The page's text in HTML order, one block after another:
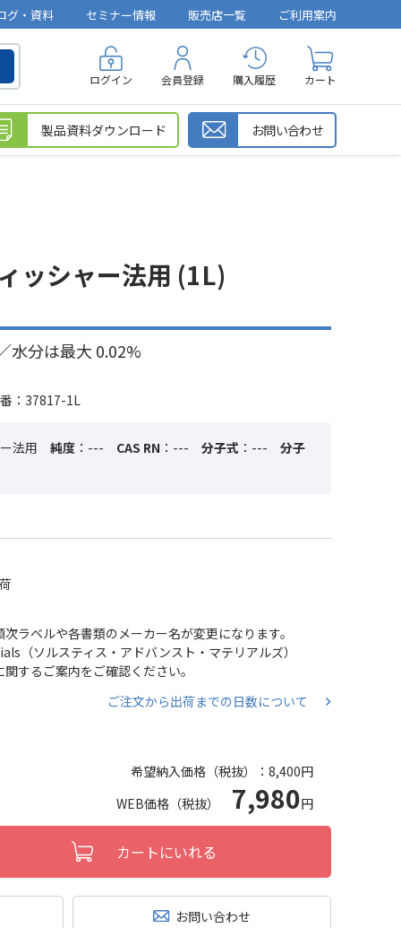
グ・資料 セミナー情報 販売店一覧 ご利用案内
ログイン 会員登録 購入履歴 カート
製品資料ダウンロード お問い合わせ
ッシャー法用 (1L)
水分は最大 0.02%
：37817-1L
法用 純度 ：--- CAS RN ：--- 分子式 ：--- 分子
ラベルや各書類のメーカー名が変更になります。
（ソルスティス・アドバンスト・マテリアルズ）
するご案内をご確認ください。
ご注文から出荷までの日数について
希望納入価格（税抜）： 8,400円
WEB価格（税抜） 7,980円
カートにいれる
お問い合わせ